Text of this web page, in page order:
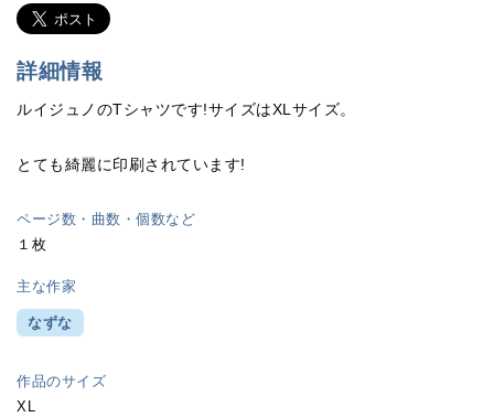
詳細情報
ルイジュノのTシャツです!サイズはXLサイズ。
とても綺麗に印刷されています!
ページ数・曲数・個数など
１枚
主な作家
なずな
作品のサイズ
XL